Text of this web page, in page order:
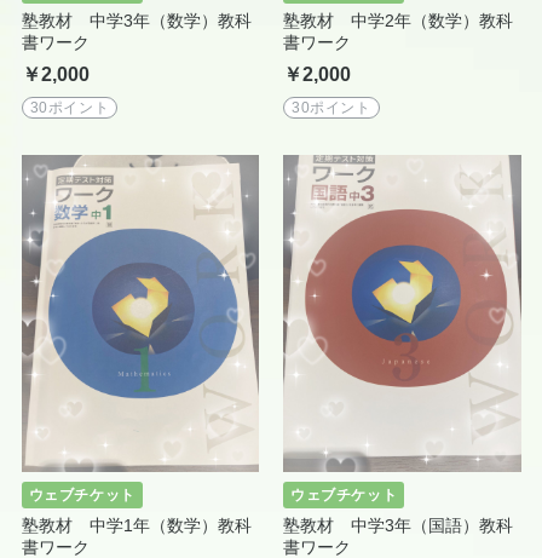
塾教材 中学3年（数学）教科
書ワーク
￥2,000
30ポイント
塾教材 中学2年（数学）教科
書ワーク
￥2,000
30ポイント
ウェブチケット
塾教材 中学1年（数学）教科
書ワーク
ウェブチケット
塾教材 中学3年（国語）教科
書ワーク